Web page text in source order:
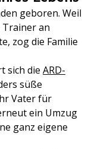
geboren. Weil
Trainer an
zog die Familie
sich die ARD-
süße
Vater für
ein Umzug
ganz eigene